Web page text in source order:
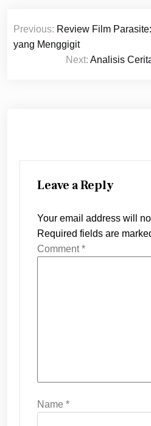
Post
navigation
Previous: Review Film
yang Menggigit
Next: Analisis
Leave a Reply
Your email address will
Required fields are
Comment*
Name *